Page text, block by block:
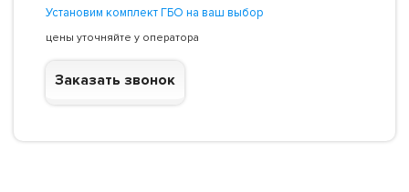
Установим комплект ГБО на ваш выбор
цены уточняйте у оператора
Заказать звонок